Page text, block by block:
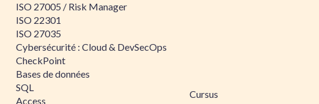
ISO 27005 / Risk Manager
ISO 22301
ISO 27035
Cybersécurité : Cloud & DevSecOps
CheckPoint
Bases de données
SQL
Access
Cursus